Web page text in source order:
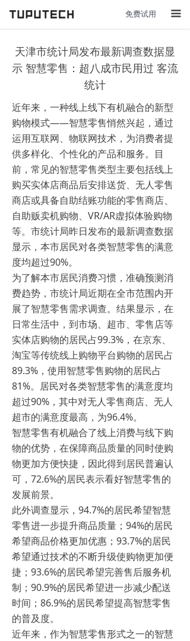
끀
免费试用
天津市统计局发布最新调查数据显
示 智慧零售：超八成市民用过 客流
统计
近年来，一种线上线下有机融合的新型
购物模式——智慧零售悄然兴起，通过
运用互联网、物联网技术，为消费者提
供多样化、个性化的产品和服务。目
前，常见的智慧零售类型主要包括线上
购买实体店商品后安排送货、无人零售
商店或具备自助结账功能的零售商店、
自助贩卖机购物、VR/AR虚拟体验购物
等。市统计局昨日发布的最新调查数据
显示，本市居民对各类智慧零售的满意
度均超过90%。
为了解本市居民消费习惯，准确预测消
费趋势，市统计局近期在全市范围内开
展了智慧零售需求调查。结果显示，在
日常生活中，到市场、超市、零售店等
实体店购物的居民占99.3%，在京东、
淘宝等传统线上购物平台购物的居民占
89.3%，使用智慧零售购物的居民占
81%。居民对各类智慧零售的满意度均
超过90%，其中对无人零售商店、无人
超市的满意度最高，为96.4%。
智慧零售有机融合了线上消费与线下购
物的优势，在保障商品质量的同时使购
物更加方便快捷，因此得到居民普遍认
可，72.6%的居民表示看好智慧零售的
发展前景。
此外调查显示，94.7%的居民希望智慧
零售进一步提升商品质量；94%的居民
希望商品价格更加优惠；93.7%的居民
希望通过技术的不断升级使购物更加便
捷；93.6%的居民希望完善售后服务机
制；90.9%的居民希望进一步减少配送
时间；86.9%的居民希望提高智慧零售
的普及度。
近年来，作为智慧零售形式之一的智慧